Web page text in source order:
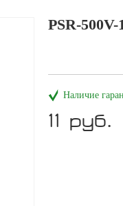
PSR-
Наличие
11 руб.